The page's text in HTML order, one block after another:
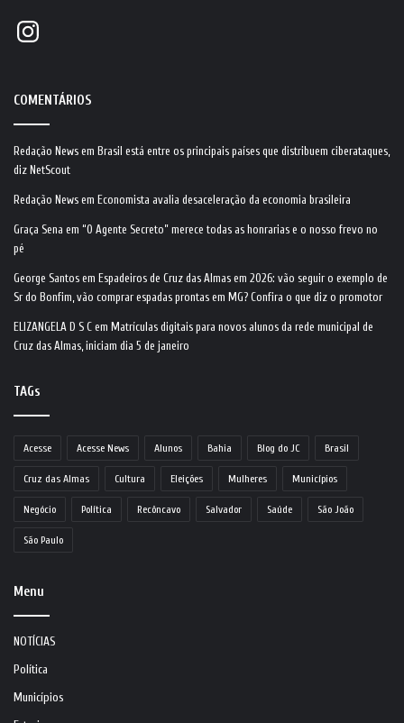
Instagram
COMENTÁRIOS
Redação News em Brasil está entre os principais países que distribuem ciberataques,
diz NetScout
Redação News em Economista avalia desaceleração da economia brasileira
Graça Sena em “O Agente Secreto” merece todas as honrarias e o nosso frevo no
pé
George Santos em Espadeiros de Cruz das Almas em 2026: vão seguir o exemplo de
Sr do Bonfim, vão comprar espadas prontas em MG? Confira o que diz o promotor
ELIZANGELA D S C em Matrículas digitais para novos alunos da rede municipal de
Cruz das Almas, iniciam dia 5 de janeiro
TAGs
Acesse Acesse News Alunos Bahia Blog do JC Brasil
Cruz das Almas Cultura Eleições Mulheres Municípios
Negócio Política Recôncavo Salvador Saúde São João
São Paulo
Menu
NOTÍCIAS
Política
Municípios